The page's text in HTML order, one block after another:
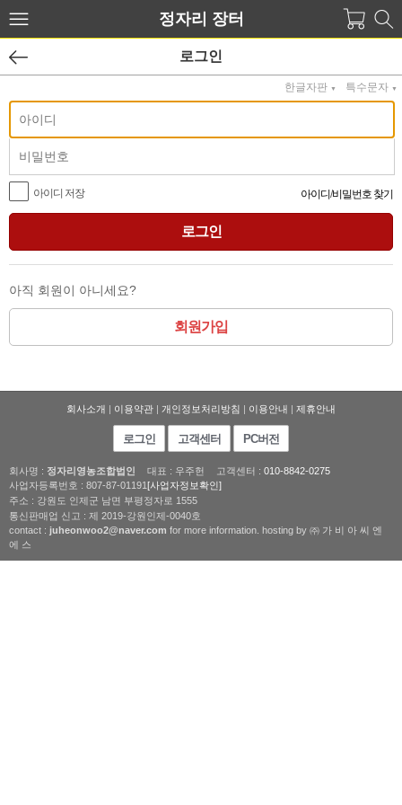
정자리 장터
로그인
특수문자 ▼
한글자판 ▼
아이디 저장 아이디 /비밀번호 찾기
아직 회원이 아니세요?
회원가입
회사소개 | 이용약관 | 개인정보처리방침 | 이용안내 | 제휴안내
로그인 고객센터 PC버전
회사명 : 정자리영농조합법인 대표 : 우주헌 고객센터 : 010-8842-0275
사업자등록번호 : 807-87-01191[사업자정보확인]
주소 : 강원도 인제군 남면 부평정자로 1555
통신판매업 신고 : 제 2019-강원인제-0040호
contact : juheonwoo2@naver.com for more information. hosting by ㈜ 가 비 아 씨 엔
에 스